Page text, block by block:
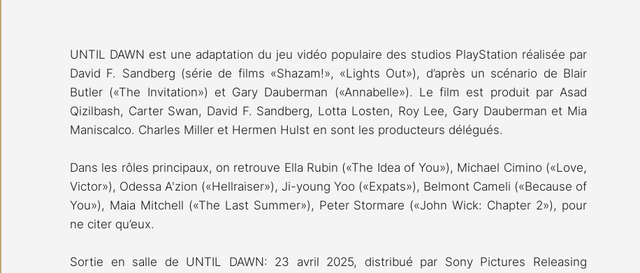
UNTIL DAWN est une adaptation du jeu vidéo populaire des studios PlayStation réalisée par
David F. Sandberg (série de films «Shazam!», «Lights Out»), d’après un scénario de Blair
Butler («The Invitation») et Gary Dauberman («Annabelle»). Le film est produit par Asad
Qizilbash, Carter Swan, David F. Sandberg, Lotta Losten, Roy Lee, Gary Dauberman et Mia
Maniscalco. Charles Miller et Hermen Hulst en sont les producteurs délégués.
Dans les rôles principaux, on retrouve Ella Rubin («The Idea of You»), Michael Cimino («Love,
Victor»), Odessa A'zion («Hellraiser»), Ji-young Yoo («Expats»), Belmont Cameli («Because of
You»), Maia Mitchell («The Last Summer»), Peter Stormare («John Wick: Chapter 2»), pour
ne citer qu’eux.
Sortie en salle de UNTIL DAWN: 23 avril 2025, distribué par Sony Pictures Releasing